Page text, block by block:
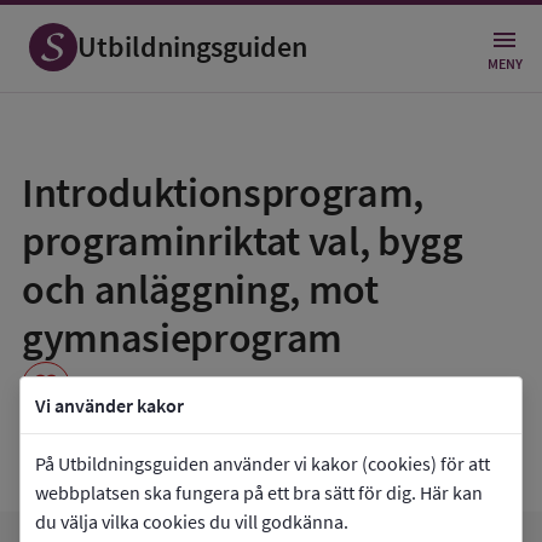
Vi använder kakor
På Utbildningsguiden använder vi kakor (cookies) för att
webbplatsen ska fungera på ett bra sätt för dig. Här kan
du välja vilka cookies du vill godkänna.
Utbildningsguiden MENY
Introduktionsprogram,
programinriktat val, bygg
och anläggning, mot
gymnasieprogram
favorite
som
favorit